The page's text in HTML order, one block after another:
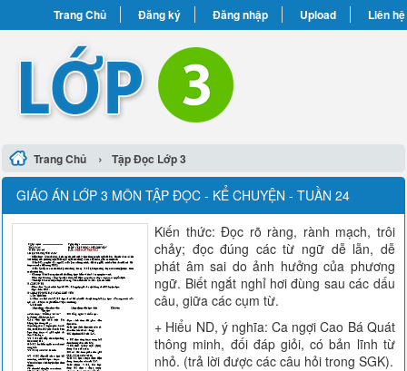
Trang Chủ Đăng ký Đăng nhập Upload Liên hệ
Trang Chủ › Tập Đọc Lớp 3
GIÁO ÁN LỚP 3 MÔN TẬP ĐỌC - KỂ CHUYỆN - TUẦN 24
Kiến thức: Đọc rõ ràng, rành mạch, trôi
chảy; đọc đúng các từ ngữ dễ lẫn, dễ
phát âm sai do ảnh hưởng của phương
ngữ. Biết ngắt nghỉ hơi đùng sau các dấu
câu, giữa các cụm từ.
+ Hiểu ND, ý nghĩa: Ca ngợi Cao Bá Quát
thông minh, đối đáp giỏi, có bản lĩnh từ
nhỏ. (trả lời được các câu hỏi trong SGK).